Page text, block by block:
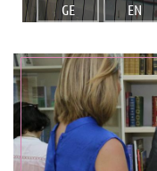
GE EN